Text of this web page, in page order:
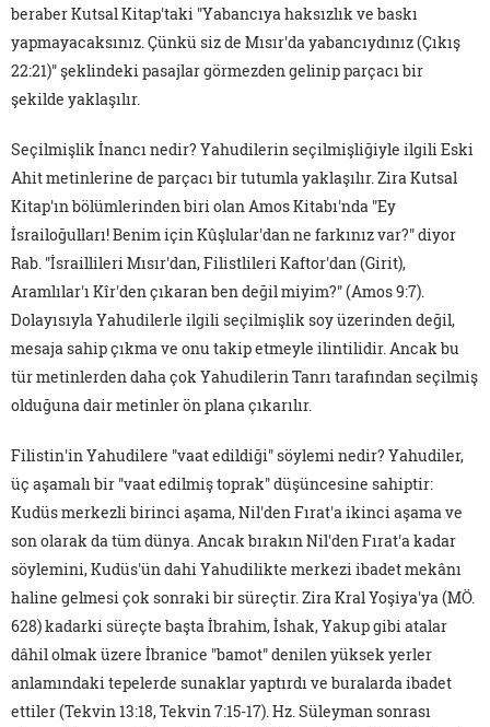
beraber Kutsal Kitap'taki "Yabancıya haksızlık ve baskı
yapmayacaksınız. Çünkü siz de Mısır'da yabancıydınız (Çıkış
22:21)" şeklindeki pasajlar görmezden gelinip parçacı bir
şekilde yaklaşılır.
Seçilmişlik İnancı nedir? Yahudilerin seçilmişliğiyle ilgili Eski
Ahit metinlerine de parçacı bir tutumla yaklaşılır. Zira Kutsal
Kitap'ın bölümlerinden biri olan Amos Kitabı'nda "Ey
İsrailoğulları! Benim için Kûşlular'dan ne farkınız var?" diyor
Rab. "İsraillileri Mısır'dan, Filistlileri Kaftor'dan (Girit),
Aramlılar'ı Kîr'den çıkaran ben değil miyim?" (Amos 9:7).
Dolayısıyla Yahudilerle ilgili seçilmişlik soy üzerinden değil,
mesaja sahip çıkma ve onu takip etmeyle ilintilidir. Ancak bu
tür metinlerden daha çok Yahudilerin Tanrı tarafından seçilmiş
olduğuna dair metinler ön plana çıkarılır.
Filistin'in Yahudilere "vaat edildiği" söylemi nedir? Yahudiler,
üç aşamalı bir "vaat edilmiş toprak" düşüncesine sahiptir:
Kudüs merkezli birinci aşama, Nil'den Fırat'a ikinci aşama ve
son olarak da tüm dünya. Ancak bırakın Nil'den Fırat'a kadar
söylemini, Kudüs'ün dahi Yahudilikte merkezi ibadet mekânı
haline gelmesi çok sonraki bir süreçtir. Zira Kral Yoşiya'ya (MÖ.
628) kadarki süreçte başta İbrahim, İshak, Yakup gibi atalar
dâhil olmak üzere İbranice "bamot" denilen yüksek yerler
anlamındaki tepelerde sunaklar yaptırdı ve buralarda ibadet
ettiler (Tekvin 13:18, Tekvin 7:15-17). Hz. Süleyman sonrası